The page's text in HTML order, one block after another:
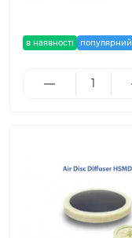
в наявності популярний